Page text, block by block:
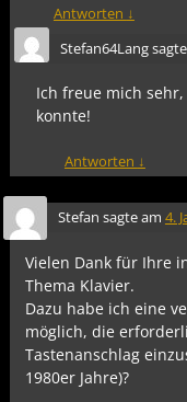
Antworten ↓
Stefan64Lang
Ich freue mich
konnte!
Antworten ↓
Stefan sagte am 4.
Vielen Dank für Ihre
Thema Klavier.
Dazu habe ich eine
möglich, die
Tastenanschlag
1980er Jahre)?